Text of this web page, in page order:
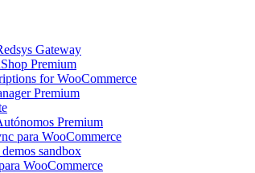
Gateway
Premium
for WooCommerce
Premium
Premium
para WooCommerce
sandbox
WooCommerce